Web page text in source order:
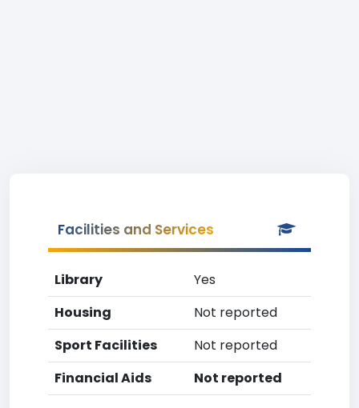
Facilities and Services
Library
Yes
Housing
Not reported
Sport Facilities
Not reported
Financial Aids
Not reported